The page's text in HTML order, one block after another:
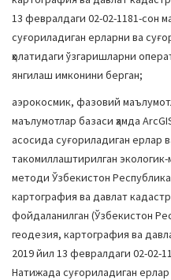
13 февралдаги 02-02-1181-сон
суғориладиган ерларни ва
ҳолатидаги ўзгаришларни
янгилаш имконини берган;
аэрокосмик, фазовий
маълумотлар базаси ҳамда
асосида суғориладиган ерлар
такомиллаштирилган
методи Ўзбекистон
картография ва давлат
фойдаланилган (Ўзбекистон
геодезия, картография ва
2019 йил 13 февралдаги 02-02-
Натижада суғориладиган